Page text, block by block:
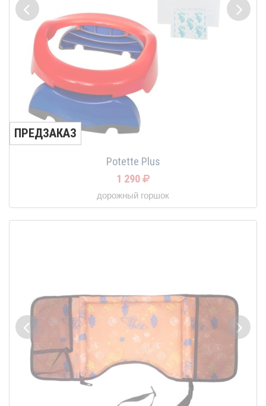
ПРЕДЗАКАЗ
Potette Plus
1 290
дорожный горшок